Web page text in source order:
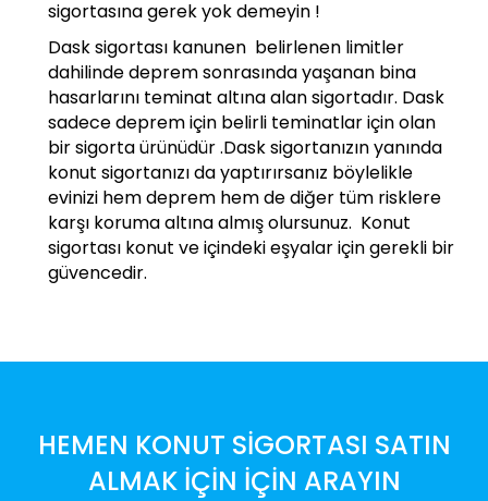
sigortasına gerek yok demeyin !
Dask sigortası kanunen belirlenen limitler
dahilinde deprem sonrasında yaşanan bina
hasarlarını teminat altına alan sigortadır. Dask
sadece deprem için belirli teminatlar için olan
bir sigorta ürünüdür .Dask sigortanızın yanında
konut sigortanızı da yaptırırsanız böylelikle
evinizi hem deprem hem de diğer tüm risklere
karşı koruma altına almış olursunuz. Konut
sigortası konut ve içindeki eşyalar için gerekli bir
güvencedir.
HEMEN KONUT SİGORTASI SATIN
ALMAK İÇİN İÇİN ARAYIN